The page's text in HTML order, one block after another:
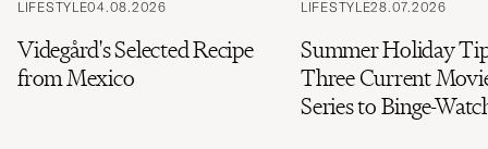
LIFESTYLE04.08.2026
Videgård's Selected Recipe
from Mexico
LIFESTYLE28.07.2026
Summer Holiday
Three Current
Series to Binge-